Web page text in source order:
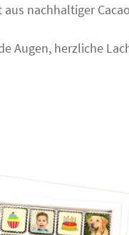
nachhaltiger
Augen, herzliche